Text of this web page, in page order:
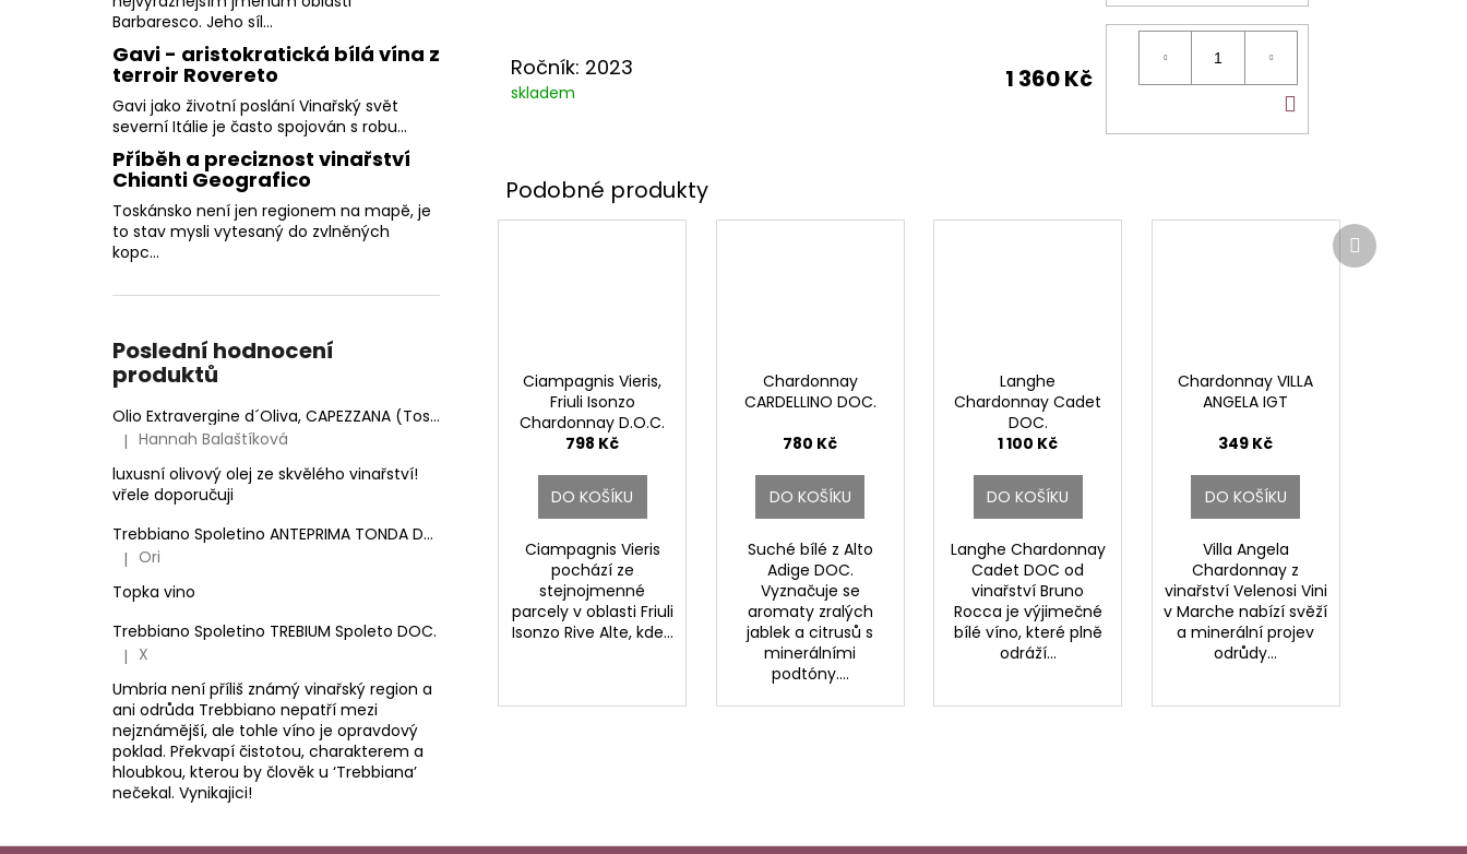
Barbaresco. Jeho síl...
Gavi - aristokratická bílá vína z
terroir Rovereto
Gavi jako životní poslání Vinařský svět
severní Itálie je často spojován s robu...
Příběh a preciznost vinařství
Chianti Geografico
Toskánsko není jen regionem na mapě, je
to stav mysli vytesaný do zvlněných
kopc...
Poslední hodnocení
produktů
Olio Extravergine d´Oliva, CAPEZZANA (Toskánsko) - 0,5 l
Hodnocení produktu je 5 z 5 hvězdiček.
| Hannah Balaštíková
luxusní olivový olej ze skvělého vinařství!
vřele doporučuji
Trebbiano Spoletino ANTEPRIMA TONDA DOC.
Hodnocení produktu je 5 z 5 hvězdiček.
| Ori
Topka vino
Trebbiano Spoletino TREBIUM Spoleto DOC.
Hodnocení produktu je 5 z 5 hvězdiček.
| X
Umbria není příliš známý vinařský region a
ani odrůda Trebbiano nepatří mezi
nejznámější, ale tohle víno je opravdový
poklad. Překvapí čistotou, charakterem a
hloubkou, kterou by člověk u ‘Trebbiana’
nečekal. Vynikajici!
Ročník: 2023
skladem 1 360 Kč
KOŠÍKU
Ciampagnis Vieris,
Friuli Isonzo
Chardonnay D.O.C.
798 Kč
DO KOŠÍKU
Ciampagnis Vieris
pochází ze
stejnojmenné
parcely v oblasti Friuli
Isonzo Rive Alte, kde...
Chardonnay
CARDELLINO DOC.
780 Kč
DO KOŠÍKU
Suché bílé z Alto
Adige DOC.
Vyznačuje se
aromaty zralých
jablek a citrusů s
minerálními
podtóny....
Langhe
Chardonnay Cadet
DOC.
1 100 Kč
DO KOŠÍKU
Langhe Chardonnay
Cadet DOC od
vinařství Bruno
Rocca je výjimečné
bílé víno, které plně
odráží...
Chardonnay VILLA
ANGELA IGT
349 Kč
DO KOŠÍKU
Villa Angela
Chardonnay z
vinařství Velenosi Vini
v Marche nabízí svěží
a minerální projev
odrůdy...
Další
produkt